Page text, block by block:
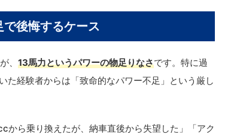
後悔するケース
、 13馬力というパワーの物足りなさです。特に過
た経験者からは「致命的なパワー不足」という厳し
ら乗り換えたが、納車直後から失望した」「アク